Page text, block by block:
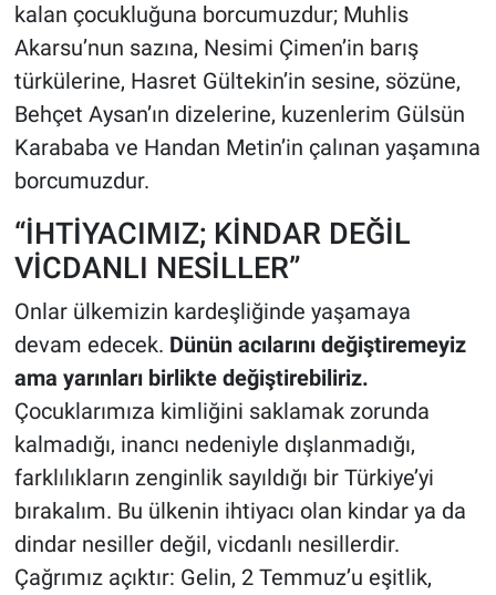
kalan çocukluğuna borcumuzdur; Muhlis
Akarsu’nun sazına, Nesimi Çimen’in barış
türkülerine, Hasret Gültekin’in sesine, sözüne,
Behçet Aysan’ın dizelerine, kuzenlerim Gülsün
Karababa ve Handan Metin’in çalınan yaşamına
borcumuzdur.
“İHTİYACIMIZ; KİNDAR DEĞİL
VİCDANLI NESİLLER”
Onlar ülkemizin kardeşliğinde yaşamaya
devam edecek. Dünün acılarını değiştiremeyiz
ama yarınları birlikte değiştirebiliriz.
Çocuklarımıza kimliğini saklamak zorunda
kalmadığı, inancı nedeniyle dışlanmadığı,
farklılıkların zenginlik sayıldığı bir Türkiye’yi
bırakalım. Bu ülkenin ihtiyacı olan kindar ya da
dindar nesiller değil, vicdanlı nesillerdir.
Çağrımız açıktır: Gelin, 2 Temmuz’u eşitlik,